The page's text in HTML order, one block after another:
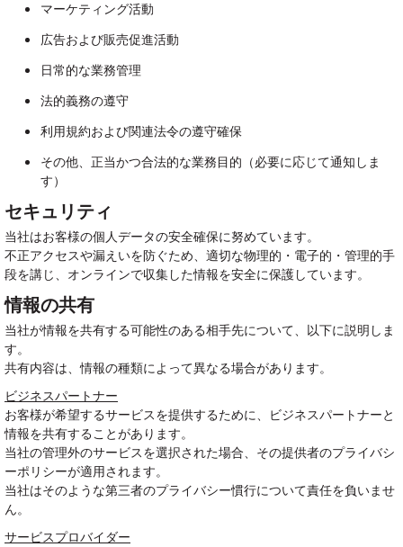
マーケティング活動
広告および販売促進活動
日常的な業務管理
法的義務の遵守
利用規約および関連法令の遵守確保
その他、正当かつ合法的な業務目的（必要に応じて通知しま
す）
セキュリティ
当社はお客様の個人データの安全確保に努めています。
不正アクセスや漏えいを防ぐため、適切な物理的・電子的・管理的手
段を講じ、オンラインで収集した情報を安全に保護しています。
情報の共有
当社が情報を共有する可能性のある相手先について、以下に説明しま
す。
共有内容は、情報の種類によって異なる場合があります。
ビジネスパートナー
お客様が希望するサービスを提供するために、ビジネスパートナーと
情報を共有することがあります。
当社の管理外のサービスを選択された場合、その提供者のプライバシ
ーポリシーが適用されます。
当社はそのような第三者のプライバシー慣行について責任を負いませ
ん。
サービスプロバイダー